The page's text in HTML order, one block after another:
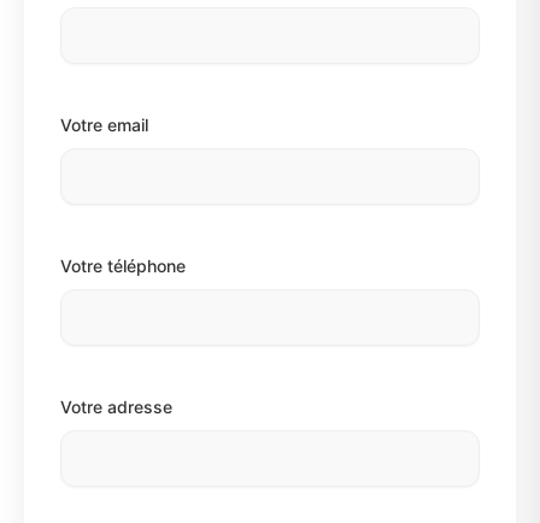
Votre email
Votre téléphone
Votre adresse